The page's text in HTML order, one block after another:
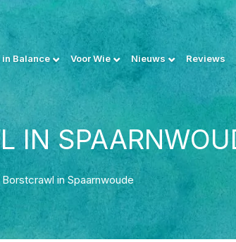
in Balance Voor Wie Nieuws Reviews
IN
Borstcrawl in Spaarnwoude